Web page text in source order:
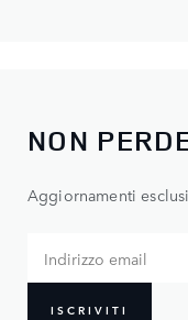
NON
Aggiornamenti
ISCRIVITI